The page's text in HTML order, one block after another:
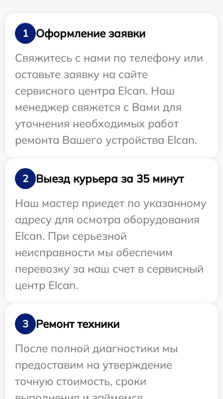
1
Оформление заявки
Свяжитесь с нами по телефону или
оставьте заявку на сайте
сервисного центра Elcan. Наш
менеджер свяжется с Вами для
уточнения необходимых работ
ремонта Вашего устройства Elcan.
2
Выезд курьера за 35 минут
Наш мастер приедет по указанному
адресу для осмотра оборудования
Elcan. При серьезной
неисправности мы обеспечим
перевозку за наш счет в сервисный
центр Elcan.
3
Ремонт техники
После полной диагностики мы
предоставим на утверждение
точную стоимость, сроки